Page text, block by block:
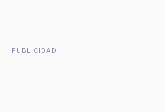
PUBLICIDAD